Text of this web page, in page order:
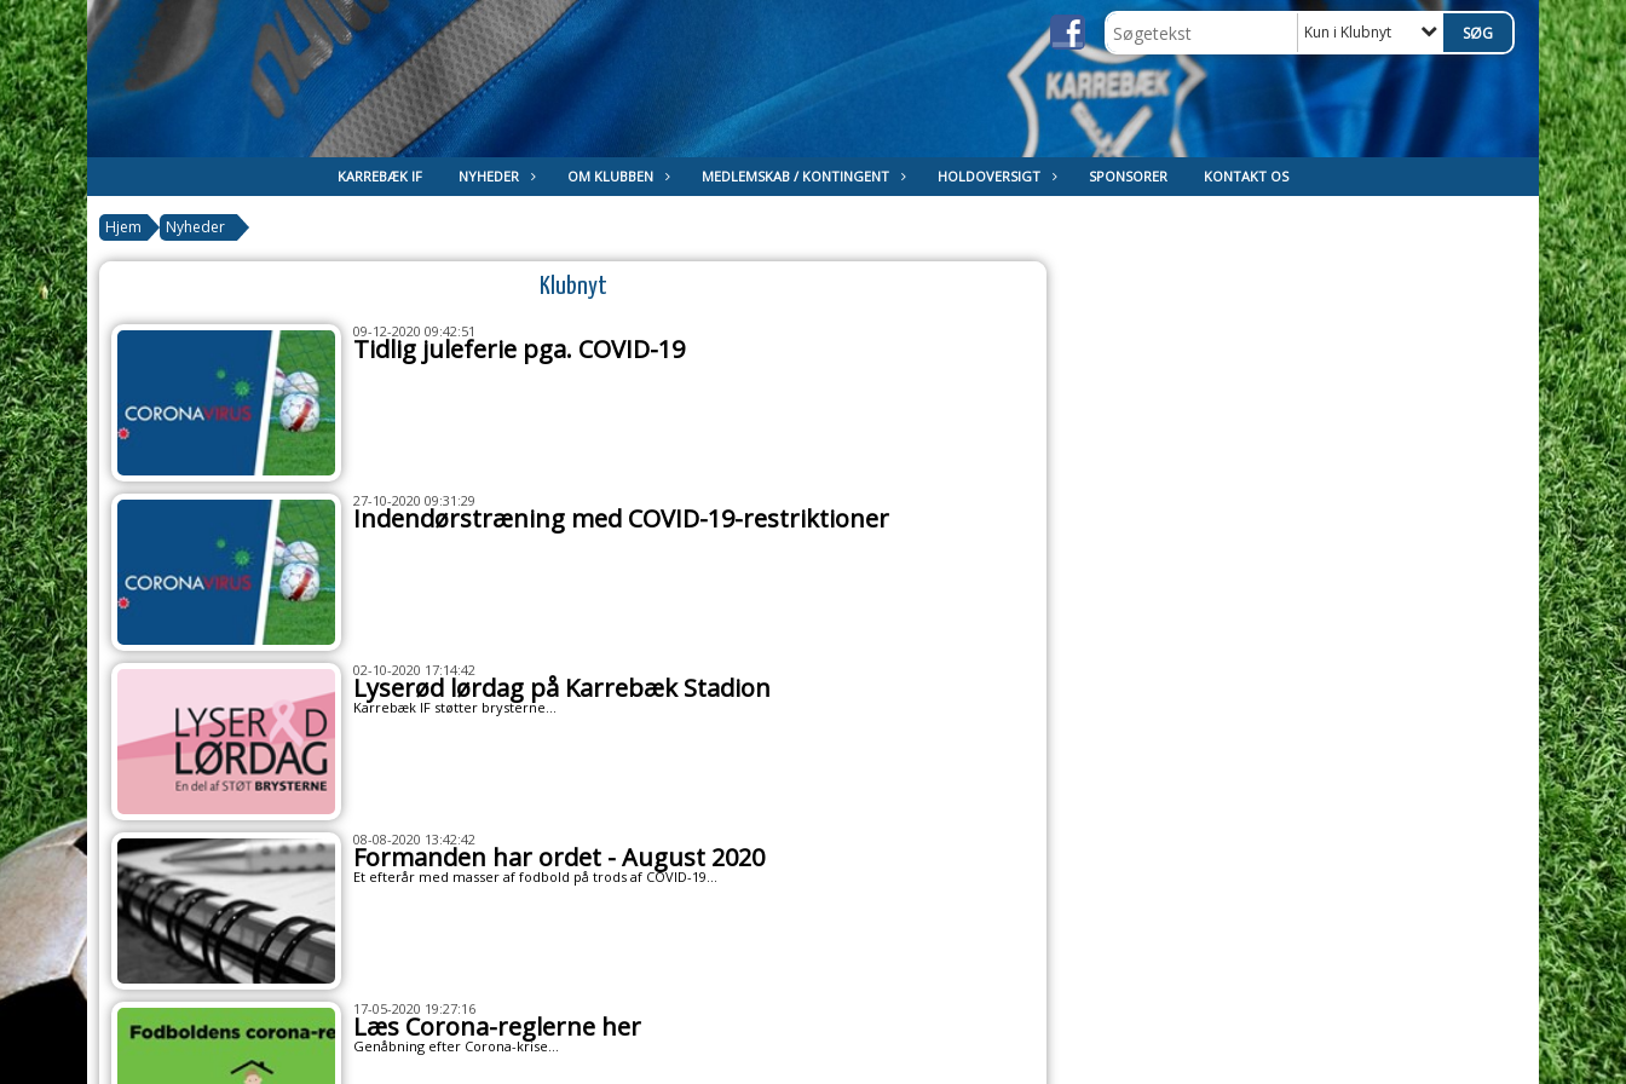
Kun i Klubnyt
KARREBÆK IF NYHEDER OM KLUBBEN MEDLEMSKAB / KONTINGENT HOLDOVERSIGT SPONSORER KONTAKT OS
Hjem Nyheder
Klubnyt
09-12-2020 09:42:51
Tidlig juleferie pga. COVID-19
27-10-2020 09:31:29
Indendørstræning med COVID-19-restriktioner
02-10-2020 17:14:42
Lyserød lørdag på Karrebæk Stadion
Karrebæk IF støtter brysterne...
08-08-2020 13:42:42
Formanden har ordet - August 2020
Et efterår med masser af fodbold på trods af COVID-19...
17-05-2020 19:27:16
Læs Corona-reglerne her
Genåbning efter Corona-krise...